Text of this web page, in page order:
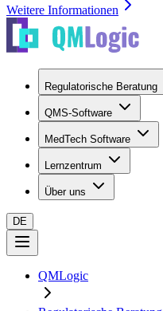
Weitere Informationen
Regulatorische Beratung
QMS-Software
MedTech Software
Lernzentrum
Über uns
DE
QMLogic